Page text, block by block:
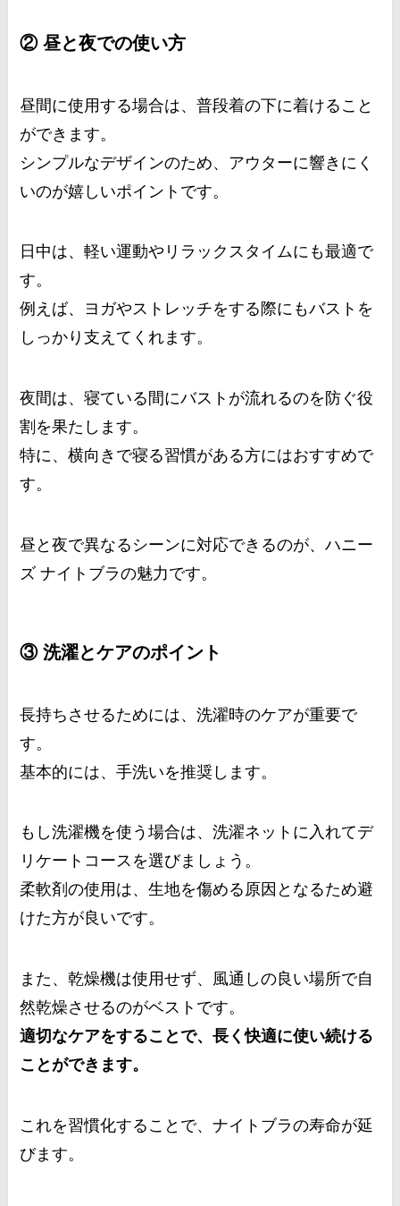
② 昼と夜での使い方
昼間に使用する場合は、普段着の下に着けること
ができます。
シンプルなデザインのため、アウターに響きにく
いのが嬉しいポイントです。
日中は、軽い運動やリラックスタイムにも最適で
す。
例えば、ヨガやストレッチをする際にもバストを
しっかり支えてくれます。
夜間は、寝ている間にバストが流れるのを防ぐ役
割を果たします。
特に、横向きで寝る習慣がある方にはおすすめで
す。
昼と夜で異なるシーンに対応できるのが、ハニー
ズ ナイトブラの魅力です。
③ 洗濯とケアのポイント
長持ちさせるためには、洗濯時のケアが重要で
す。
基本的には、手洗いを推奨します。
もし洗濯機を使う場合は、洗濯ネットに入れてデ
リケートコースを選びましょう。
柔軟剤の使用は、生地を傷める原因となるため避
けた方が良いです。
また、乾燥機は使用せず、風通しの良い場所で自
然乾燥させるのがベストです。
適切なケアをすることで、長く快適に使い続ける
ことができます。
これを習慣化することで、ナイトブラの寿命が延
びます。